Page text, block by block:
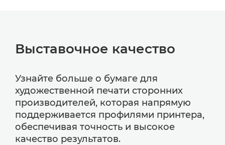
Выставочное качество
Узнайте больше о бумаге для
художественной печати сторонних
производителей, которая напрямую
поддерживается профилями принтера,
обеспечивая точность и высокое
качество результатов.